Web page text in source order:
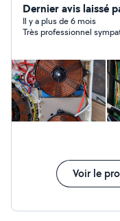
Dernier avis laissé
Il y a plus de 6 mois
Très professionnel
Voir le